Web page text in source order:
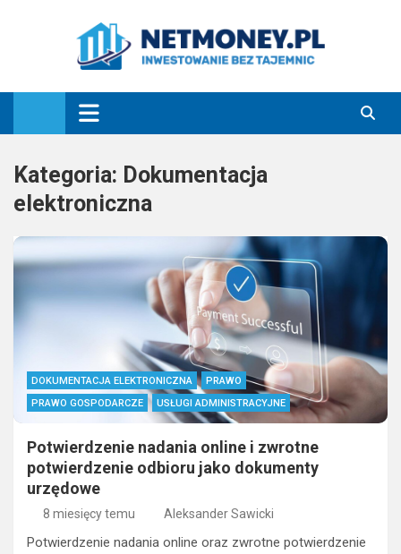
NetMoney.pl
Kategoria: Dokumentacja
elektroniczna
DOKUMENTACJA ELEKTRONICZNA
PRAWO
PRAWO GOSPODARCZE
USŁUGI ADMINISTRACYJNE
Potwierdzenie nadania online i zwrotne
potwierdzenie odbioru jako dokumenty
urzędowe
8 miesięcy temu Aleksander Sawicki
Potwierdzenie nadania online oraz zwrotne potwierdzenie